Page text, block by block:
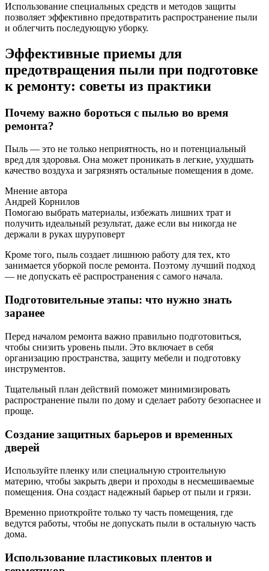
Использование специальных средств и методов защиты
позволяет эффективно предотвратить распространение пыли
и облегчить последующую уборку.
Эффективные приемы для
предотвращения пыли при подготовке
к ремонту: советы из практики
Почему важно бороться с пылью во время
ремонта?
Пыль — это не только неприятность, но и потенциальный
вред для здоровья. Она может проникать в легкие, ухудшать
качество воздуха и загрязнять остальные помещения в доме.
Мнение автора
Андрей Корнилов
Помогаю выбрать материалы, избежать лишних трат и
получить идеальный результат, даже если вы никогда не
держали в руках шуруповерт
Кроме того, пыль создает лишнюю работу для тех, кто
занимается уборкой после ремонта. Поэтому лучший подход
— не допускать её распространения с самого начала.
Подготовительные этапы: что нужно знать
заранее
Перед началом ремонта важно правильно подготовиться,
чтобы снизить уровень пыли. Это включает в себя
организацию пространства, защиту мебели и подготовку
инструментов.
Тщательный план действий поможет минимизировать
распространение пыли по дому и сделает работу безопаснее и
проще.
Создание защитных барьеров и временных
дверей
Используйте пленку или специальную строительную
материю, чтобы закрыть двери и проходы в несмешиваемые
помещения. Она создаст надежный барьер от пыли и грязи.
Временно приоткройте только ту часть помещения, где
ведутся работы, чтобы не допускать пыли в остальную часть
дома.
Использование пластиковых плентов и